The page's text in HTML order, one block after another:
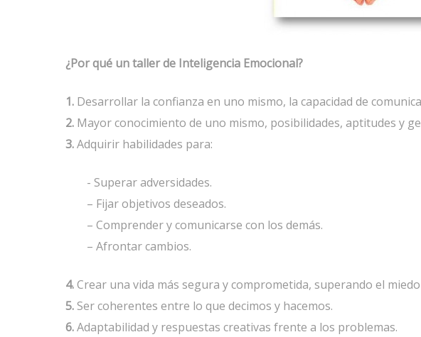
¿Por qué un taller de Inteligencia Emocional?
1. Desarrollar la confianza en uno mismo, la capacidad de
2. Mayor conocimiento de uno mismo, posibilidades, aptitudes y
3.Adquirir habilidades para:
- Superar adversidades.
– Fijar objetivos deseados.
– Comprender y comunicarse con los demás.
– Afrontar cambios.
4.Crear una vida más segura y comprometida, superando el
5. Ser coherentes entre lo que decimos y hacemos.
6.Adaptabilidad y respuestas creativas frente a los problemas.